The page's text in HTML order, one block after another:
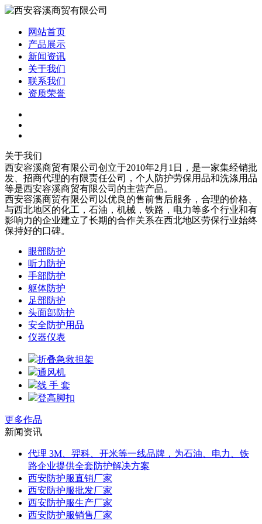
网站首页
产品展示
新闻资讯
关于我们
联系我们
资质荣誉
关于我们
西安容溪商贸有限公司创立于2010年2月1日，是一家集经销批
发、招商代理的有限责任公司，个人防护劳保用品和洗涤用品
等是西安容溪商贸有限公司的主营产品。
西安容溪商贸有限公司以优良的售前售后服务，合理的价格、
与西北地区的化工，石油，机械，铁路，电力等多个行业和有
影响力的企业建立了长期的合作关系在西北地区劳保行业始终
保持好的口碑。
眼部防护
听力防护
手部防护
躯体防护
足部防护
头面部防护
安全防护用品
仪器仪表
折叠急救担架
通风机
线 手 套
登高脚扣
更多作品
新闻资讯
代理 3M、羿科、开米等一线品牌，为石油、电力、铁
路企业提供全套防护解决方案
西安防护服直销厂家
西安防护服批发厂家
西安防护服生产厂家
西安防护服销售厂家